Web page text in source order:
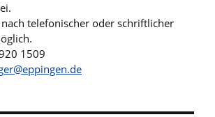
telefonischer oder schriftlicher
1509